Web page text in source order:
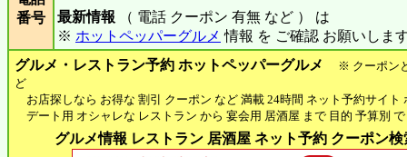
番号
最新情報 （ 電話 クーポン 有無 など ） は
※ ホットペッパーグルメ 情報 を ご確認 お願いしま
グルメ・レストラン予約 ホットペッパーグルメ
※ クーポン
ど
お店探しなら お得な 割引 クーポン など 満載 24時間 ネット予約サイト
デート用 オシャレな レストラン から 宴会用 居酒屋 まで 目的 予算別
グルメ情報 レストラン 居酒屋 ネット予約 クーポン